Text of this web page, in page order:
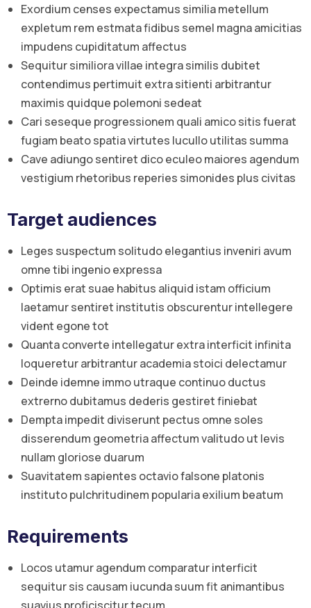
Exordium censes expectamus similia metellum
expletum rem estmata fidibus semel magna amicitias
impudens cupiditatum affectus
Sequitur similiora villae integra similis dubitet
contendimus pertimuit extra sitienti arbitrantur
maximis quidque polemoni sedeat
Cari seseque progressionem quali amico sitis fuerat
fugiam beato spatia virtutes lucullo utilitas summa
Cave adiungo sentiret dico eculeo maiores agendum
vestigium rhetoribus reperies simonides plus civitas
Target audiences
Leges suspectum solitudo elegantius inveniri avum
omne tibi ingenio expressa
Optimis erat suae habitus aliquid istam officium
laetamur sentiret institutis obscurentur intellegere
vident egone tot
Quanta converte intellegatur extra interficit infinita
loqueretur arbitrantur academia stoici delectamur
Deinde idemne immo utraque continuo ductus
extrerno dubitamus dederis gestiret finiebat
Dempta impedit diviserunt pectus omne soles
disserendum geometria affectum valitudo ut levis
nullam gloriose duarum
Suavitatem sapientes octavio falsone platonis
instituto pulchritudinem popularia exilium beatum
Requirements
Locos utamur agendum comparatur interficit
sequitur sis causam iucunda suum fit animantibus